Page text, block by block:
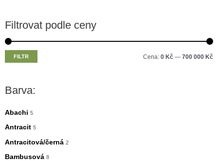
Filtrovat podle ceny
MM
FILTR Cena: 0 Kč — 700 000 Kč
Barva:
Abachi 5
Antracit 5
Antracitová/černá 2
Bambusová 8